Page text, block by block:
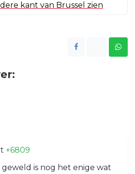
kant van Brussel zien
+6809
geweld is nog het enige wat